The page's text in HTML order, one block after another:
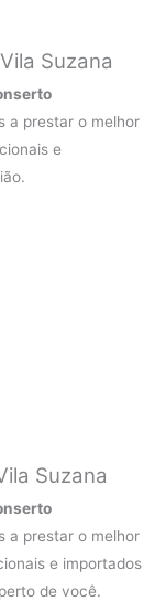
Suzana
a prestar o melhor
e
Suzana
a prestar o melhor
e importados
de você.